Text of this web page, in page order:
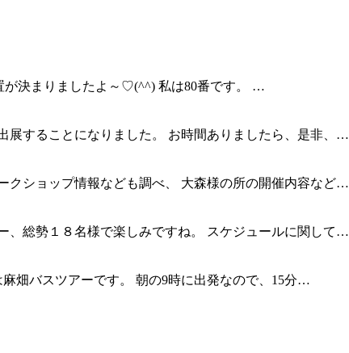
が決まりましたよ～♡(^^) 私は80番です。 …
展することになりました。 お時間ありましたら、是非、…
クショップ情報なども調べ、 大森様の所の開催内容など…
、総勢１８名様で楽しみですね。 スケジュールに関して…
畑バスツアーです。 朝の9時に出発なので、15分…